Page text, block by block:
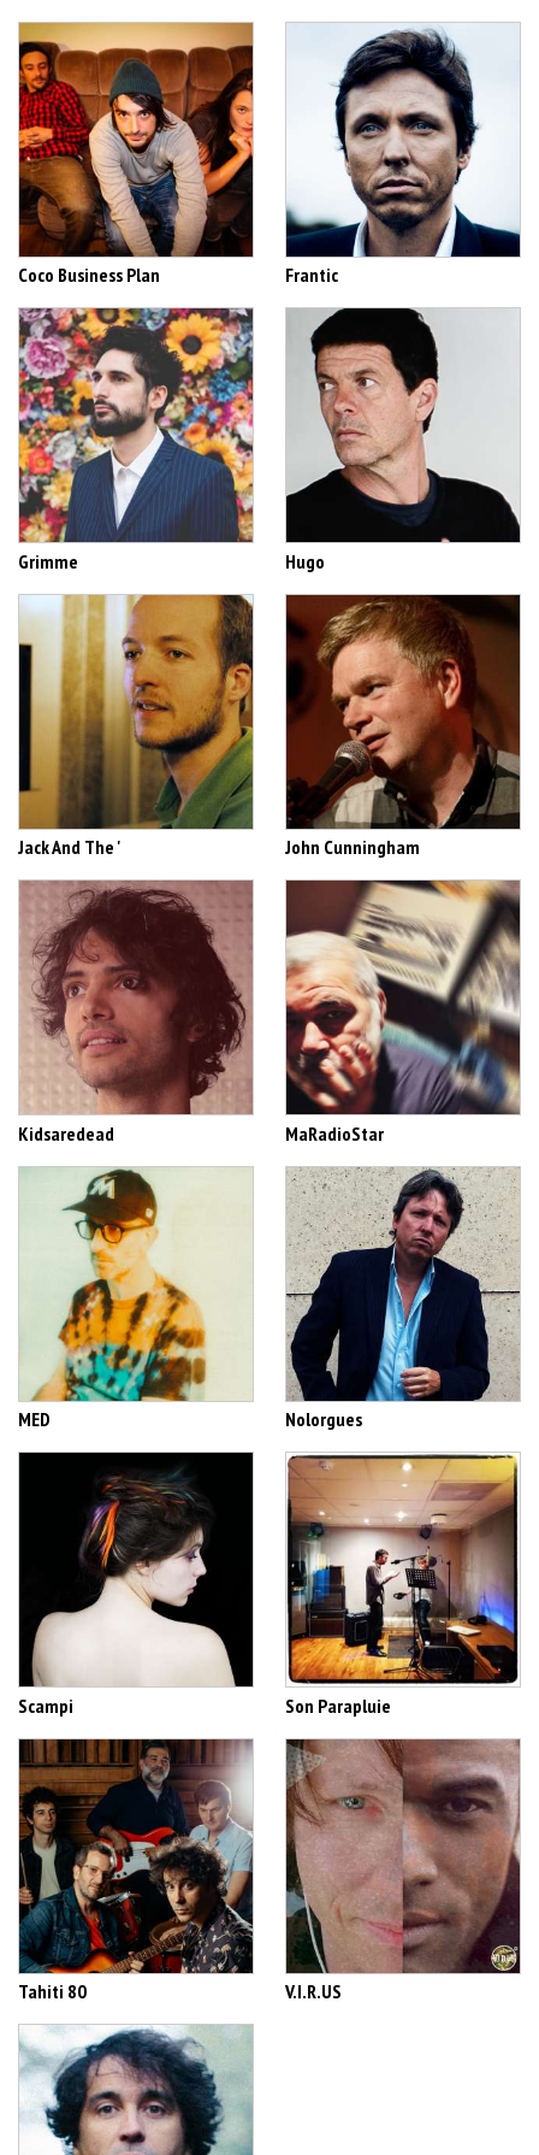
Coco Business Plan Frantic
Grimme Hugo
Jack And The ' John Cunningham
Kidsaredead MaRadioStar
MED Nolorgues
Scampi Son Parapluie
Tahiti 80 V.I.R.US